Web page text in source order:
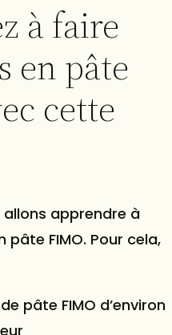
à faire
en pâte
cette
allons apprendre à
pâte FIMO. Pour cela,
pâte FIMO d’environ